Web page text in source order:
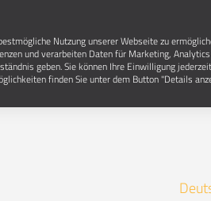
Nutzung unserer Webseite zu
und verarbeiten Daten für Marketing,
geben. Sie können Ihre Einwilligung
finden Sie unter dem Button "Details